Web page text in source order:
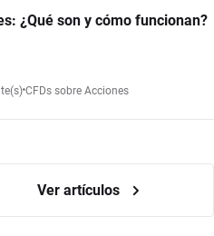
¿Qué son y cómo funcionan?
CFDs sobre Acciones
Ver artículos